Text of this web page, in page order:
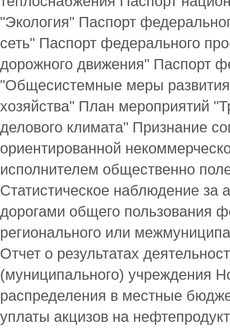
"Экология" Паспорт
сеть" Паспорт федерального
дорожного движения" Паспорт
"Общесистемные меры
хозяйства" План мероприятий
делового климата" Признание
ориентированной
исполнителем общественно
Статистическое наблюдение за
дорогами общего пользования
регионального или
Отчет о результатах
(муниципального) учреждения
распределения в местные
уплаты акцизов на